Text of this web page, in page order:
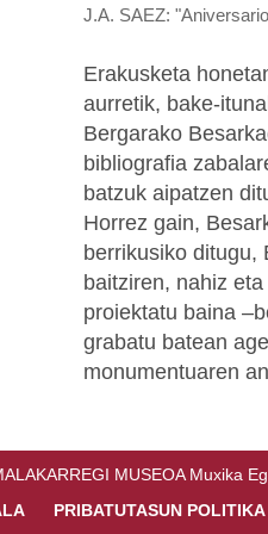
J.A. SAEZ:
Erakusketa
aurretik, bake-
Bergarako
bibliografia
batzuk aipatzen
Horrez gain,
berrikusiko ditugu,
baitziren, nahiz
proiektatu baina
grabatu batean
monumentuaren
MUSEOA Muxika
PRIBATUTASUN POLITIKA